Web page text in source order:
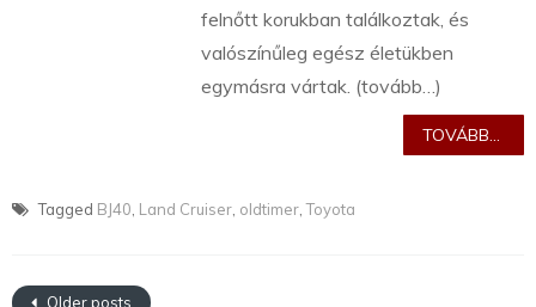
felnőtt korukban találkoztak, és
valószínűleg egész életükben
egymásra vártak. (tovább…)
TOVÁBB...
Tagged BJ40 Land Cruiser oldtimer ,Toyota
Older posts